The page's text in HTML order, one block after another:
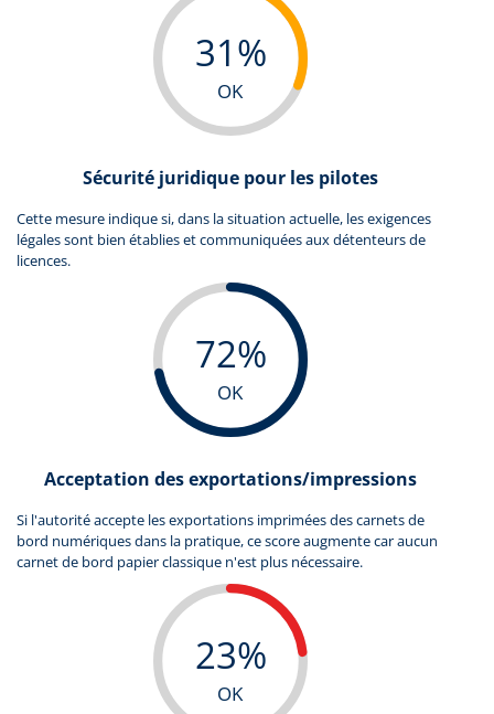
31%
OK
Sécurité juridique pour les pilotes
Cette mesure indique si, dans la situation actuelle, les exigences
légales sont bien établies et communiquées aux détenteurs de
licences.
72%
OK
Acceptation des exportations/impressions
Si l'autorité accepte les exportations imprimées des carnets de
bord numériques dans la pratique, ce score augmente car aucun
carnet de bord papier classique n'est plus nécessaire.
23%
OK